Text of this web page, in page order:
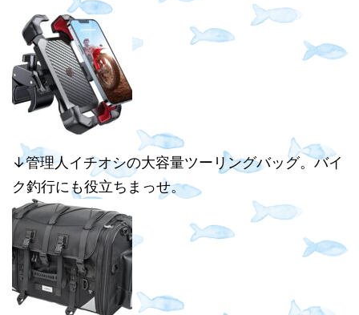
↓管理人イチオシの大容量ツーリングバッグ。バイ
ク釣行にも役立ちまっせ。